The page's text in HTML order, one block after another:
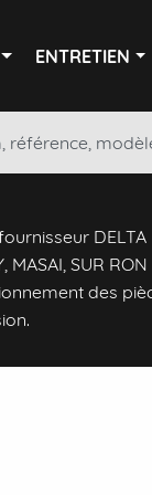
ENTRETIEN
DELTA
SUR RON
des